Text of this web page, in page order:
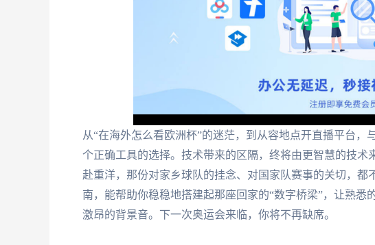
从“在海外怎么看欧洲杯”的迷茫，到从容地点开直播平台
个正确工具的选择。技术带来的区隔，终将由更智慧的技术
赴重洋，那份对家乡球队的挂念、对国家队赛事的关切，
南，能帮助你稳稳地搭建起那座回家的“数字桥梁”，让熟
激昂的背景音。下一次奥运会来临，你将不再缺席。